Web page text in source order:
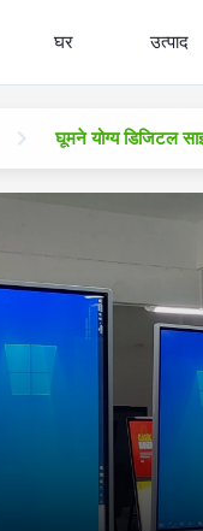
घर उत्पाद
घूमने योग्य डिजिटल